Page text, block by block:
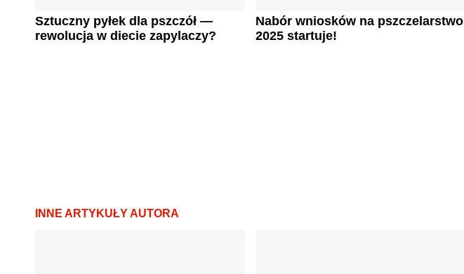
Sztuczny pyłek dla pszczół —
rewolucja w diecie zapylaczy?
Nabór wniosków na pszczelarstwo
2025 startuje!
INNE ARTYKUŁY AUTORA